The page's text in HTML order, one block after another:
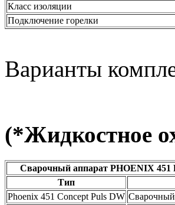
Класс изоляции
Подключение горелки
Варианты
(*Жидкостное
Сварочный аппарат PHOENIX 451
Тип
Phoenix 451 Concept Puls DW